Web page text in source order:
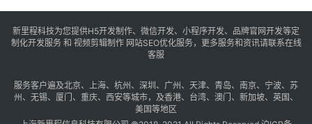
新里程科技为您提供H5开发制作、微信开发、小程序开发、品牌官网开发等定
制化开发服务 和 视频剪辑制作 网站SEO优化服务，更多服务和资讯请联系在线
客服
服务客户遍及北京、 上海、 杭州 、 深圳 、 广州 、 天津、 青岛、 南京、 宁波、 苏
州 、 无锡、 厦门 、 重庆、 西安等城市，及香港、 台湾、 澳门 、 新加坡、 英国 、
美国等地区